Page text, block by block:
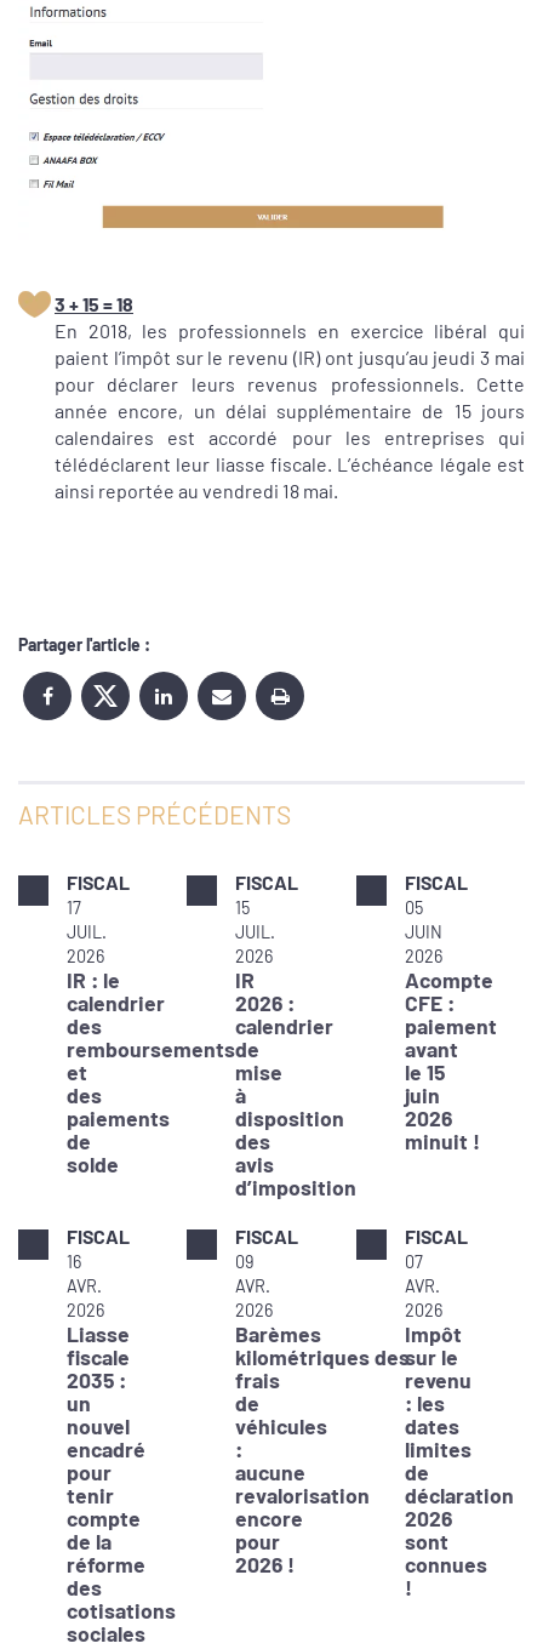
3 + 15 = 18
En 2018, les professionnels en exercice libéral qui
paient l’impôt sur le revenu (IR) ont jusqu’au jeudi 3 mai
pour déclarer leurs revenus professionnels. Cette
année encore, un délai supplémentaire de 15 jours
calendaires est accordé pour les entreprises qui
télédéclarent leur liasse fiscale. L’échéance légale est
ainsi reportée au vendredi 18 mai.
Partager l'article :
ARTICLES PRÉCÉDENTS
FISCAL
17
JUIL.
2026
IR : le
calendrier
des
remboursements
et
des
paiements
de
solde
FISCAL
15
JUIL.
2026
IR
2026 :
calendrier
de
mise
à
disposition
des
avis
d’imposition
FISCAL
05
JUIN
2026
Acompte
CFE :
paiement
avant
le 15
juin
2026
minuit !
FISCAL
16
AVR.
2026
Liasse
fiscale
2035 :
un
nouvel
encadré
pour
tenir
compte
de la
réforme
des
cotisations
sociales
FISCAL
09
AVR.
2026
Barèmes
kilométriques des
frais
de
véhicules
:
aucune
revalorisation
encore
pour
2026 !
FISCAL
07
AVR.
2026
Impôt
sur le
revenu
: les
dates
limites
de
déclaration
2026
sont
connues
!